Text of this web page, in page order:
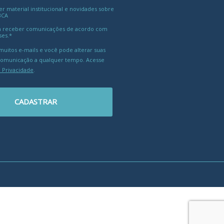
material institucional e novidades sobre
comunicações de acordo com
e-mails e você pode alterar suas
a qualquer tempo. Acesse
Privacidade
CADASTRAR